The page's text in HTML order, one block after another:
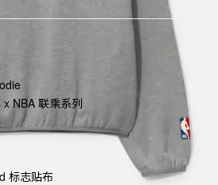
NBA 联乘系列
标志贴布